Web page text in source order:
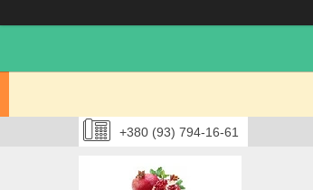
+380 (93) 794-16-61